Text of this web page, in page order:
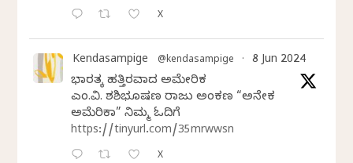
X
Kendasampige @kendasampige · 8 Jun 2024
ಭಾರತಕ್ಕೆ ಹತ್ತಿರವಾದ ಅಮೇರಿಕ
ಎಂ.ವಿ. ಶಶಿಭೂಷಣ ರಾಜು ಅಂಕಣ “ಅನೇಕ
ಅಮೆರಿಕಾ” ನಿಮ್ಮ ಓದಿಗೆ
https://tinyurl.com/35mrwwsn
X